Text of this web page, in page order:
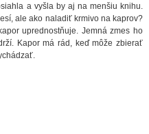
a vyšla by aj na menšiu knihu.
ale ako naladiť krmivo na kaprov?
uprednostňuje. Jemná zmes ho
Kapor má rád, keď môže zbierať